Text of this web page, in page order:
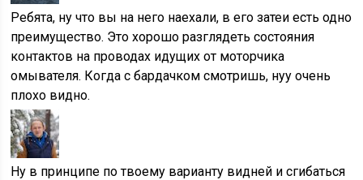
Ребята, ну что вы на него наехали, в его затеи есть одно
преимущество. Это хорошо разглядеть состояния
контактов на проводах идущих от моторчика
омывателя. Когда с бардачком смотришь, нуу очень
плохо видно.
Ну в принципе по твоему варианту видней и сгибаться